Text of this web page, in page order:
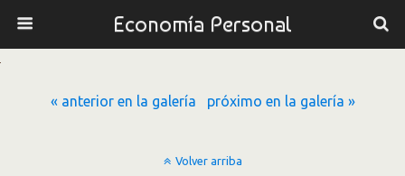
Economía Personal
« anterior en la galería próximo en la galería »
Volver arriba